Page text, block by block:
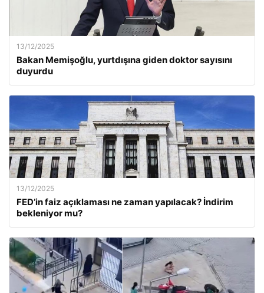
13/12/2025
Bakan Memişoğlu, yurtdışına giden doktor sayısını
duyurdu
13/12/2025
FED’in faiz açıklaması ne zaman yapılacak? İndirim
bekleniyor mu?